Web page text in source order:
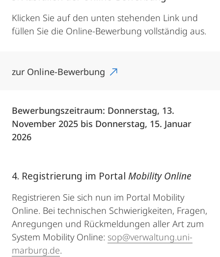
Klicken Sie auf den unten stehenden Link und
füllen Sie die Online-Bewerbung vollständig aus.
zur Online-Bewerbung
Bewerbungszeitraum: Donnerstag, 13.
November 2025 bis Donnerstag, 15. Januar
2026
4. Registrierung im Portal Mobility Online
Registrieren Sie sich nun im Portal Mobility
Online. Bei technischen Schwierigkeiten, Fragen,
Anregungen und Rückmeldungen aller Art zum
System Mobility Online: sop@verwaltung.uni-
marburg.de.